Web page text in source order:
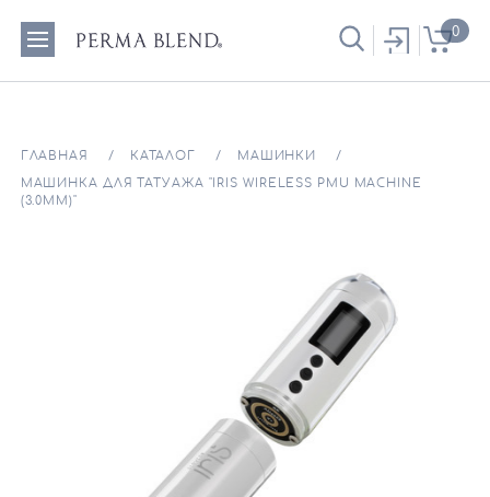
0
ГЛАВНАЯ КАТАЛОГ МАШИНКИ
МАШИНКА ДЛЯ ТАТУАЖА "IRIS WIRELESS PMU MACHINE
(3.0ММ)"